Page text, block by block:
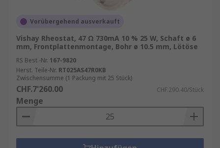
Vorübergehend ausverkauft
Vishay Rheostat, 47 Ω 730mA 10 % 25 W, Schaft ø 6
mm, Frontplattenmontage, Bohr ø 10.5 mm, Lötöse
RS Best.-Nr. 167-9820
Herst. Teile-Nr. RT025AS47R0KB
Zwischensumme (1 Packung mit 25 Stück)
CHF.7'260.00 CHF.290.40/Stück
Menge